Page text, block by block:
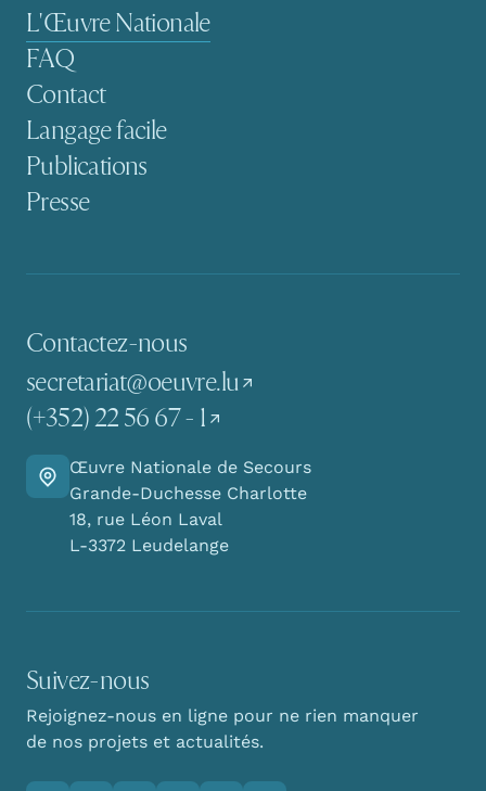
Navigation secondaire
L'Œuvre Nationale
FAQ
Contact
Langage facile
Publications
Presse
Contactez-nous
secretariat@oeuvre.lu
(+352) 22 56 67 - 1
Y allerŒuvre Nationale de Secours
Grande-Duchesse Charlotte
18, rue Léon Laval
L-3372 Leudelange
Suivez-nous
Rejoignez-nous en ligne pour ne rien manquer
de nos projets et actualités.